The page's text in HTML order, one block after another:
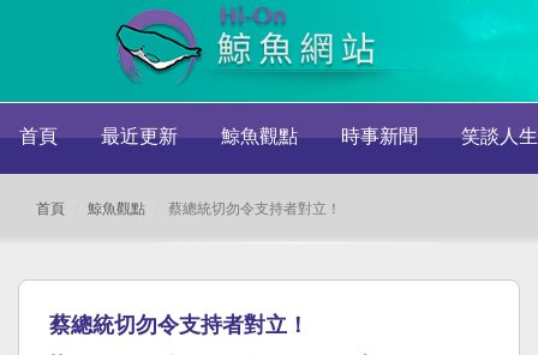
首頁 最近更新 鯨魚觀點 時事新聞 笑談人生
首頁 鯨魚觀點 蔡總統切勿令支持者對立！
蔡總統切勿令支持者對立！